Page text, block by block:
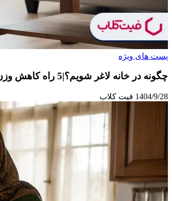
پست های ویژه
چگونه در خانه لاغر شویم؟|5 راه کاهش وزن در خانه
1404/9/28 فیت کلاب